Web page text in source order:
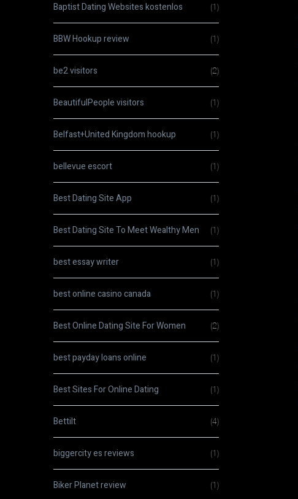
Baptist Dating Websites kostenlos (1)
BBW Hookup review (1)
be2 visitors (2)
BeautifulPeople visitors (1)
Belfast+United Kingdom hookup (1)
bellevue escort (1)
Best Dating Site App (1)
Best Dating Site To Meet Wealthy Men (1)
best essay writer (1)
best online casino canada (1)
Best Online Dating Site For Women (2)
best payday loans online (1)
Best Sites For Online Dating (1)
Bettilt (4)
biggercity es reviews (1)
Biker Planet review (1)